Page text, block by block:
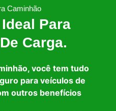
Caminhão
Para
Carga.
você tem tudo
para veículos de
outros benefícios